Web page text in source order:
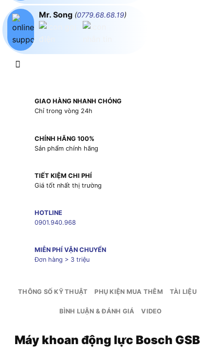
Mr. Song (0779.68.68.19)
GIAO HÀNG NHANH CHÓNG
Chỉ trong vòng 24h
CHÍNH HÃNG 100%
Sản phẩm chính hãng
TIẾT KIỆM CHI PHÍ
Giá tốt nhất thị trường
HOTLINE
0901.940.968
MIỄN PHÍ VẬN CHUYỂN
Đơn hàng > 3 triệu
THÔNG SỐ KỸ THUẬT PHỤ KIỆN MUA THÊM TÀI LIỆU
BÌNH LUẬN & ĐÁNH GIÁ VIDEO
Máy khoan động lực Bosch GSB